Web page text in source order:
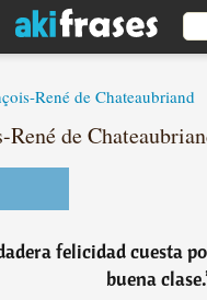
René de Chateaubriand
René de
felicidad cuesta
buena clase.